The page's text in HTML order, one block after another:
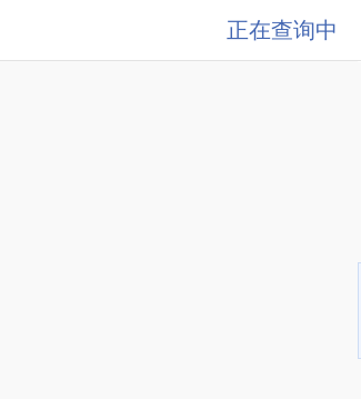
正在查询中